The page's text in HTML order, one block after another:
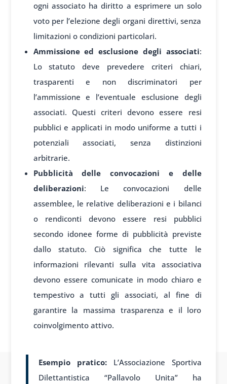
ogni associato ha diritto a esprimere un solo
voto per l’elezione degli organi direttivi, senza
limitazioni o condizioni particolari.
Ammissione ed esclusione degli associati:
Lo statuto deve prevedere criteri chiari,
trasparenti e non discriminatori per
l’ammissione e l’eventuale esclusione degli
associati. Questi criteri devono essere resi
pubblici e applicati in modo uniforme a tutti i
potenziali associati, senza distinzioni
arbitrarie.
Pubblicità delle convocazioni e delle
deliberazioni: Le convocazioni delle
assemblee, le relative deliberazioni e i bilanci
o rendiconti devono essere resi pubblici
secondo idonee forme di pubblicità previste
dallo statuto. Ciò significa che tutte le
informazioni rilevanti sulla vita associativa
devono essere comunicate in modo chiaro e
tempestivo a tutti gli associati, al fine di
garantire la massima trasparenza e il loro
coinvolgimento attivo.
Esempio pratico:L’Associazione Sportiva
Dilettantistica “Pallavolo Unita” ha